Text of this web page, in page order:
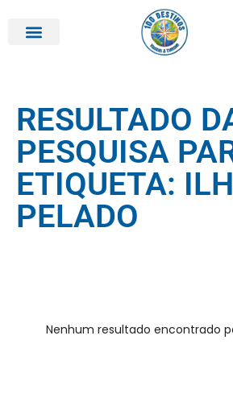
RESULTADO
PESQUISA
ETIQUETA:
PELADO
Nenhum resultado encontrado